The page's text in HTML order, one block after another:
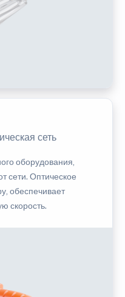
сеть
оборудования,
сети. Оптическое
обеспечивает
скорость.